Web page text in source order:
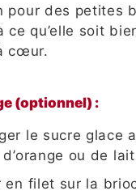
pour des petites
ce qu’elle soit
cœur.
(optionnel) :
le sucre glace
ou de
en filet sur la